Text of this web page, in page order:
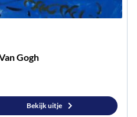
Gogh
Bekijk uitje